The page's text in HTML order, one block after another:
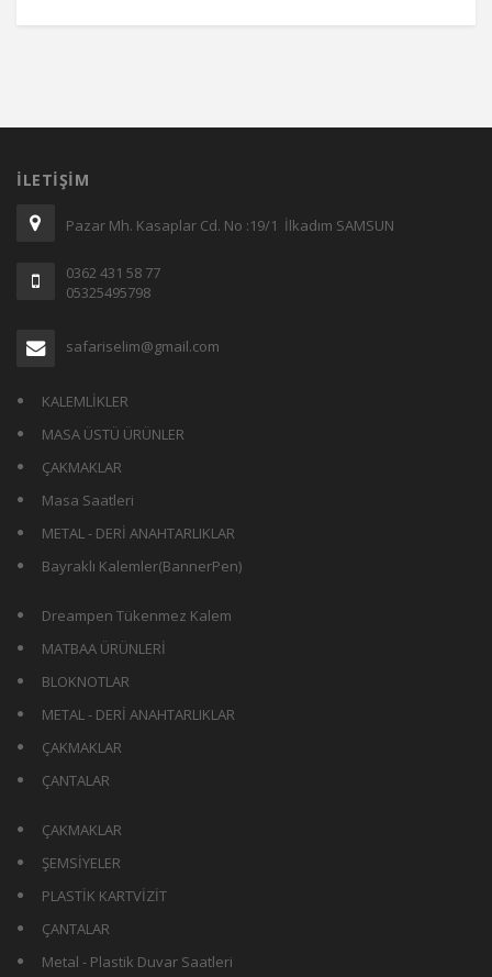
İLETIŞIM
Pazar Mh. Kasaplar Cd. No :19/1 İlkadım SAMSUN
0362 431 58 77
05325495798
safariselim@gmail.com
KALEMLİKLER
MASA ÜSTÜ ÜRÜNLER
ÇAKMAKLAR
Masa Saatleri
METAL - DERİ ANAHTARLIKLAR
Bayraklı Kalemler(BannerPen)
Dreampen Tükenmez Kalem
MATBAA ÜRÜNLERİ
BLOKNOTLAR
METAL - DERİ ANAHTARLIKLAR
ÇAKMAKLAR
ÇANTALAR
ÇAKMAKLAR
ŞEMSİYELER
PLASTİK KARTVİZİT
ÇANTALAR
Metal - Plastik Duvar Saatleri